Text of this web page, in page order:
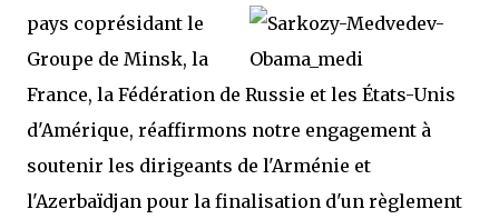
pays coprésidant le
Groupe de Minsk, la
France, la Fédération de Russie et les États-Unis
d'Amérique, réaffirmons notre engagement à
soutenir les dirigeants de l'Arménie et
l'Azerbaïdjan pour la finalisation d'un règlement